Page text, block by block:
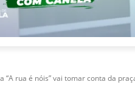
“A rua é nóis” vai tomar conta da